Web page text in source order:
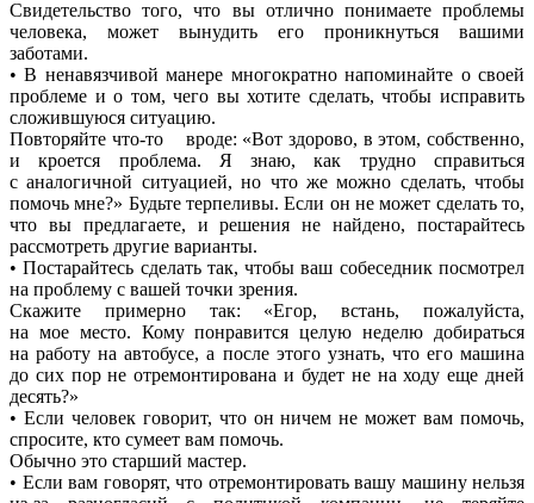
Свидетельство того, что вы отлично понимаете проблемы
человека, может вынудить его проникнуться вашими
заботами.
• В ненавязчивой манере многократно напоминайте о своей
проблеме и о том, чего вы хотите сделать, чтобы исправить
сложившуюся ситуацию.
Повторяйте что-товроде: «Вот здорово, в этом, собственно,
и кроется проблема. Я знаю, как трудно справиться
с аналогичной ситуацией, но что же можно сделать, чтобы
помочь мне?» Будьте терпеливы. Если он не может сделать то,
что вы предлагаете, и решения не найдено, постарайтесь
рассмотреть другие варианты.
• Постарайтесь сделать так, чтобы ваш собеседник посмотрел
на проблему с вашей точки зрения.
Скажите примерно так:
«Егор, встань, пожалуйста,
на мое место. Кому понравится целую неделю добираться
на работу на автобусе, а после этого узнать, что его машина
до сих пор не отремонтирована и будет не на ходу еще дней
десять?»
• Если человек говорит, что он ничем не может вам помочь,
спросите, кто сумеет вам помочь.
Обычно это старший мастер.
• Если вам говорят, что отремонтировать вашу машину нельзя